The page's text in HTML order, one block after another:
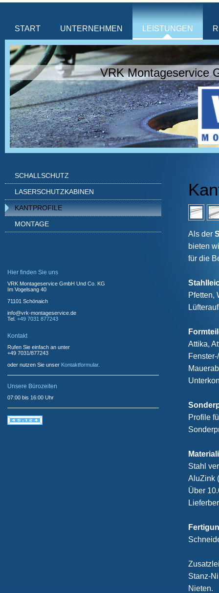
START UNTERNEHMEN LEISTUNGEN
VRK Montageservice
Als der
bieten
für die
Pfetten,
Attika,
Profile
Stahl
AluZink
Über
Stanz-
Nieten.
SCHALLSCHUTZ
LASERSCHUTZKABINEN
KANTPROFILE
MONTAGE
Hier finden Sie uns
VRK Montageservice GmbH Und Co. KG
Im Vogelsang 40
71101 Schönaich
info@vrk-montageservice.de
Tel. +49 7031 877243
Kontakt
Rufen Sie einfach an unter
+49 7031/877243
oder nutzen Sie unser Kontaktformular.
Unsere Bürozeiten
07:00 bis 16:00 Uhr